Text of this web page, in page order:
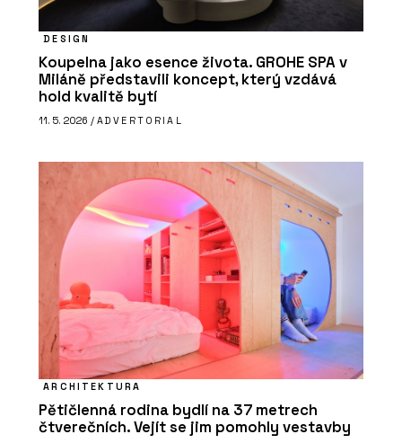
DESIGN
Koupelna jako esence života. GROHE SPA v
Miláně představili koncept, který vzdává
hold kvalitě bytí
11. 5. 2026 / ADVERTORIAL
ARCHITEKTURA
Pětičlenná rodina bydlí na 37 metrech
čtverečních. Vejít se jim pomohly vestavby